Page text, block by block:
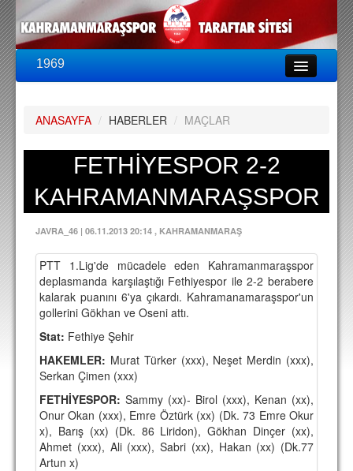
1969
PUAN DURUMU
FİKSTÜR
A TAKIM KADROSU
TEKNİK KADRO
TRANSFERLER
TARAFTAR
BİLETLER
DEPLASMAN
LİSANSLI ÜRÜNLER
MULTİMEDYA
FOTOĞRAF & VİDEOLAR
ANASAYFA / HABERLER / MAÇLAR
FETHİYESPOR 2-2
KAHRAMANMARAŞSPOR
JAVRA_46 | 06.11.2013 20:14 , KAHRAMANMARAŞ
PTT 1.Lig'de mücadele eden Kahramanmaraşspor
deplasmanda karşılaştığı Fethiyespor ile 2-2 berabere
kalarak puanını 6'ya çıkardı. Kahramanamaraşspor'un
gollerini Gökhan ve Oseni attı.
Stat: Fethiye Şehir
HAKEMLER: Murat Türker (xxx), Neşet Merdin (xxx),
Serkan Çimen (xxx)
FETHİYESPOR: Sammy (xx)- Birol (xxx), Kenan (xx),
Onur Okan (xxx), Emre Öztürk (xx) (Dk. 73 Emre Okur
x), Barış (xx) (Dk. 86 Liridon), Gökhan Dinçer (xx),
Ahmet (xxx), Ali (xxx), Sabri (xx), Hakan (xx) (Dk.77
Artun x)